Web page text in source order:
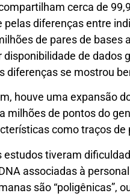
cerca de
pelas diferenças entre
de pares de bases
de dados
diferenças se mostrou
houve uma expansão
milhões de pontos do
como traços de
estudos tiveram
associadas à
são “poligênicas”,